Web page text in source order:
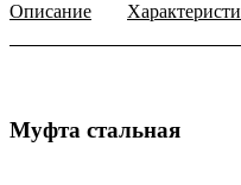
Описание
Муфта стальная